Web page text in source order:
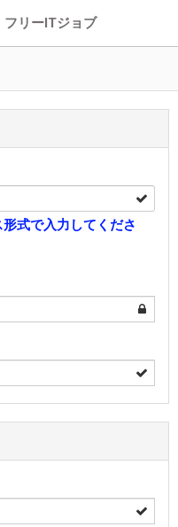
フリーITジョブ
式で入力してくださ